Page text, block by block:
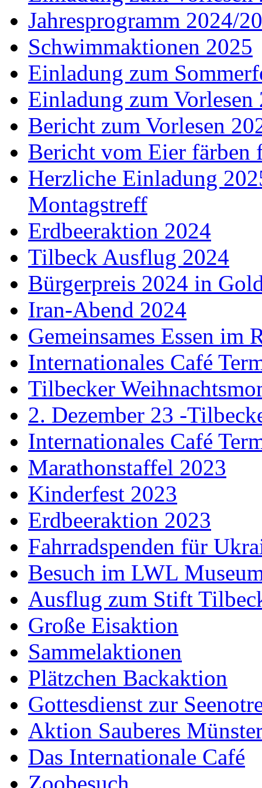
Jahresprogramm 2024/
Schwimmaktionen 2025
Einladung zum
Einladung zum Vorlesen
Bericht zum Vorlesen
Bericht vom Eier färben
Herzliche Einladung
Montagstreff
Erdbeeraktion 2024
Tilbeck Ausflug 2024
Bürgerpreis 2024 in
Iran-Abend 2024
Gemeinsames Essen im
Internationales Café
Tilbecker
2. Dezember 23 -
Internationales Café
Marathonstaffel 2023
Kinderfest 2023
Erdbeeraktion 2023
Fahrradspenden für
Besuch im LWL
Ausflug zum Stift
Große Eisaktion
Sammelaktionen
Plätzchen Backaktion
Gottesdienst zur
Aktion Sauberes
Das Internationale Café
Zoobesuch